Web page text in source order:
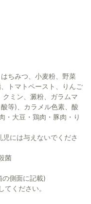
ちみつ、小麦粉、野菜
トマトペースト、りんご
ミン、澱粉、ガラムマ
等)、カラメル色素、酸
・大豆・鶏肉・豚肉・り
には与えないでくださ
菌
側面に記載)
ください。